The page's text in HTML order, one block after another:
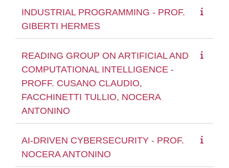
INDUSTRIAL PROGRAMMING - PROF.
GIBERTI HERMES
READING GROUP ON ARTIFICIAL AND
COMPUTATIONAL INTELLIGENCE -
PROFF. CUSANO CLAUDIO,
FACCHINETTI TULLIO, NOCERA
ANTONINO
AI-DRIVEN CYBERSECURITY - PROF.
NOCERA ANTONINO